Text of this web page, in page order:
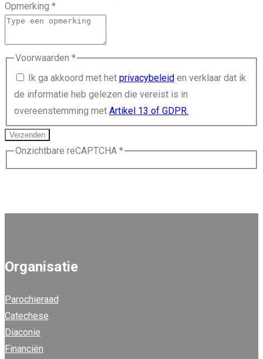
Opmerking *
Voorwaarden *
Ik ga akkoord met het privacybeleid en verklaar dat ik
de informatie heb gelezen die vereist is in
overeenstemming met Artikel 13 of GDPR.
Verzenden
Onzichtbare reCAPTCHA *
Organisatie
Parochieraad
Catechese
Diaconie
Financiën